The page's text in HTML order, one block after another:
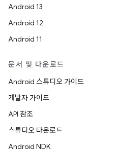
Android 13
Android 12
Android 11
문서 및 다운로드
Android 스튜디오 가이드
개발자 가이드
API 참조
스튜디오 다운로드
Android NDK